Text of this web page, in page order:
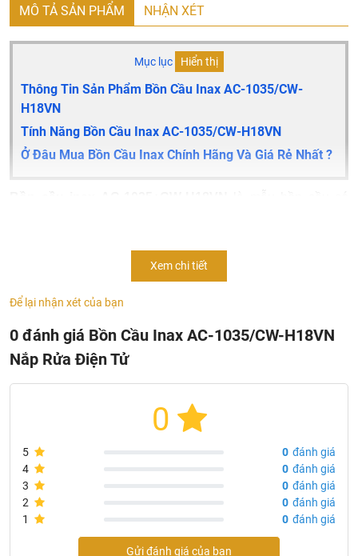
MÔ TẢ SẢN PHẨM NHẬN XÉT
Mục lục Hiển thị
Thông Tin Sản Phẩm Bồn Cầu Inax AC-1035/CW-
H18VN
Tính Năng Bồn Cầu Inax AC-1035/CW-H18VN
Ở Đâu Mua Bồn Cầu Inax Chính Hãng Và Giá Rẻ Nhất ?
KhaLi Nguyenđể sở hữu sản phẩm bồn cầu chất
lượng với mức giá ưu đãi nhất trên thị trường.
Xem chi tiết
Để lại nhận xét của bạn
0 đánh giá Bồn Cầu Inax AC-1035/CW-H18VN
Nắp Rửa Điện Tử
0
5 0 đánh giá
4
0 đánh giá
3
0 đánh giá
2
0 đánh giá
1
0 đánh giá
Gửi đánh giá của bạn